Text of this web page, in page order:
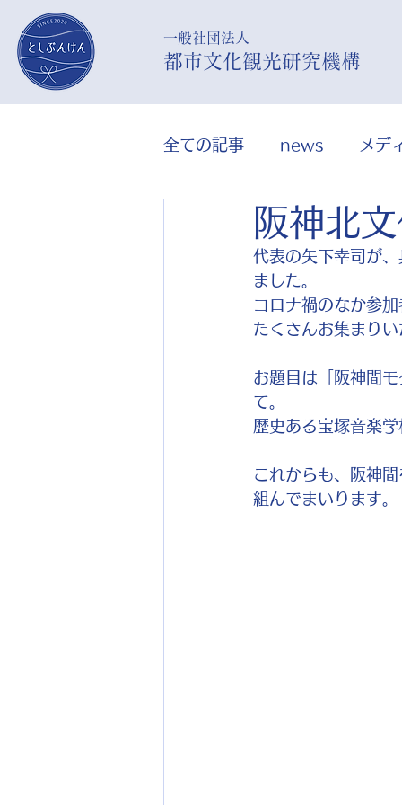
​一般社団法人
都市文化観光研究機構
全ての記事 news メデ
阪神北
代表の矢下幸司が
ました。
コロナ禍のなか参
たくさんお集まり
お題目は「阪神間
て。
歴史ある宝塚音楽
これからも、阪神
組んでまいります。